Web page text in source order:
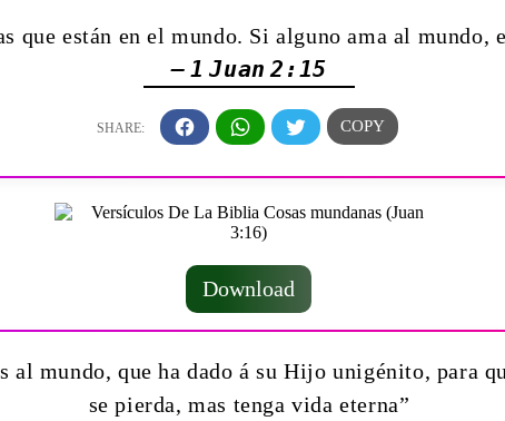
que están en el mundo. Si alguno ama al mundo,
— 1 Juan 2:15
Download
al mundo, que ha dado á su Hijo unigénito, para
se pierda, mas tenga vida eterna”